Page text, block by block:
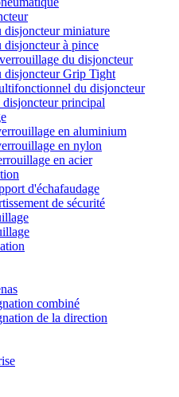
disjoncteur miniature
disjoncteur à pince
du disjoncteur
disjoncteur Grip Tight
du disjoncteur
principal
en aluminium
en nylon
en acier
d'échafaudage
de sécurité
combiné
de la direction